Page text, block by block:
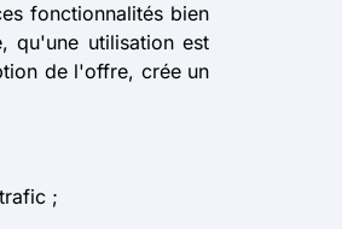
fonctionnalités bien
qu'une utilisation est
de l'offre, crée un
;